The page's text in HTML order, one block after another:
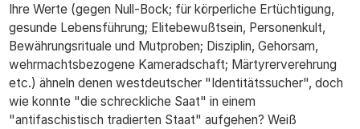
Ihre Werte (gegen Null-Bock; für körperliche Ertüchtigung,
gesunde Lebensführung; Elitebewußtsein, Personenkult,
Bewährungsrituale und Mutproben; Disziplin, Gehorsam,
wehrmachtsbezogene Kameradschaft; Märtyrerverehrung
etc.) ähneln denen westdeutscher "Identitätssucher", doch
wie konnte "die schreckliche Saat" in einem
"antifaschistisch tradierten Staat" aufgehen? Weiß